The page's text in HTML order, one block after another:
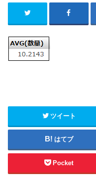
ツイート
はてブ
Pocket